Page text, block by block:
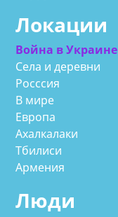
Локации
Война в Украине
Села и деревни
Росссия
В мире
Европа
Ахалкалаки
Тбилиси
Армения
Люди